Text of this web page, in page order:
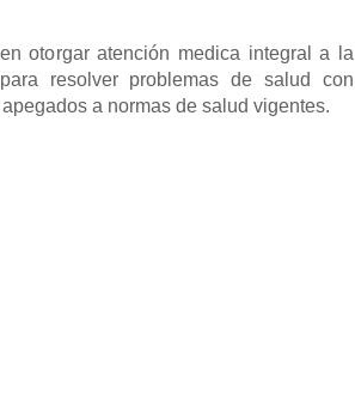
otorgar atención medica integral a la
resolver problemas de salud con
a normas de salud vigentes.